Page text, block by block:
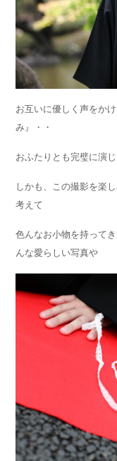
お互いに優しく声をか
み』・・
おふたりとも完璧に演じ
しかも、この撮影を楽
考えて
色んなお小物を持って
んな愛らしい写真や